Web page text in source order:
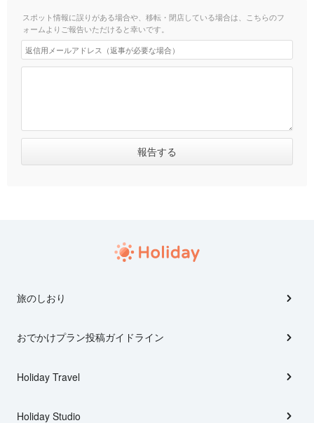
スポット情報に誤りがある場合や、移転・閉店している場合は、こちらのフ
ォームよりご報告いただけると幸いです。
旅のしおり
おでかけプラン投稿ガイドライン
Holiday Travel
Holiday Studio